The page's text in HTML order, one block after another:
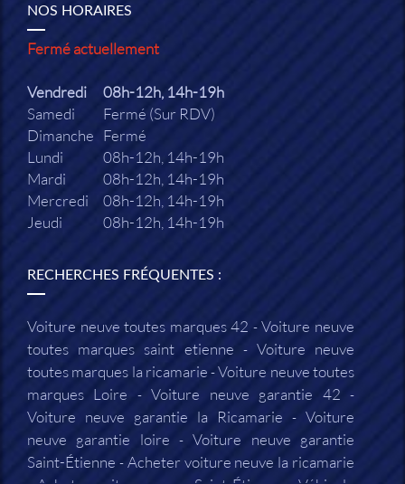
NOS HORAIRES
Fermé actuellement
Vendredi
08h-12h, 14h-19h
Samedi
Fermé (Sur RDV)
Dimanche Fermé
Lundi
08h-12h, 14h-19h
Mardi
08h-12h, 14h-19h
Mercredi
08h-12h, 14h-19h
Jeudi
08h-12h, 14h-19h
RECHERCHES FRÉQUENTES :
Voiture neuve toutes marques 42
Voiture neuve
toutes marques saint etienne
Voiture neuve
toutes marques la ricamarie Voiture neuve toutes
marques Loire
Voiture neuve garantie 42
Voiture neuve garantie la Ricamarie
Voiture
neuve garantie loire
Voiture neuve garantie
Saint-Étienne
Acheter voiture neuve la ricamarie